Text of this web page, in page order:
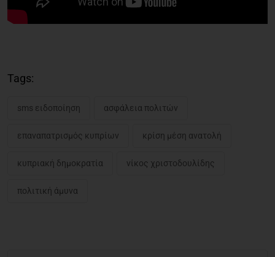
Tags:
sms ειδοποίηση ασφάλεια πολιτών
επαναπατρισμός κυπρίων κρίση μέση ανατολή
κυπριακή δημοκρατία νίκος χριστοδουλίδης
πολιτική άμυνα